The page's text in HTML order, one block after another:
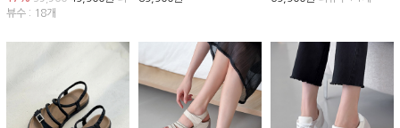
뷰수 : 18개